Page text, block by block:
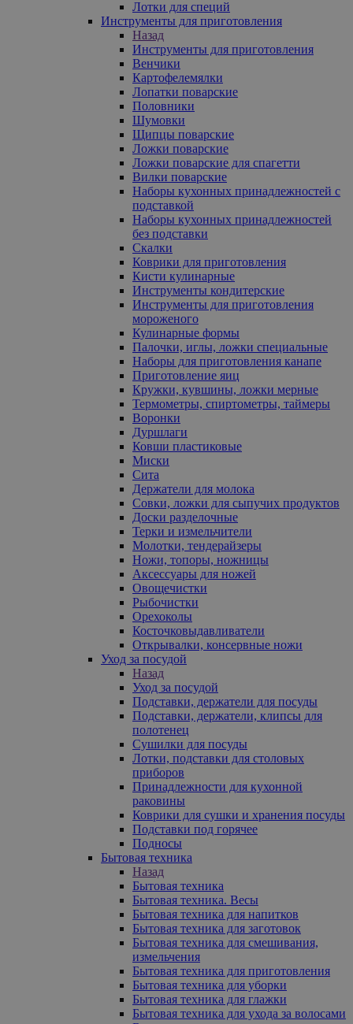
Лотки для специй
Инструменты для приготовления
Назад
Инструменты для приготовления
Венчики
Картофелемялки
Лопатки поварские
Половники
Шумовки
Щипцы поварские
Ложки поварские
Ложки поварские для спагетти
Вилки поварские
Наборы кухонных принадлежностей с
подставкой
Наборы кухонных принадлежностей
без подставки
Скалки
Коврики для приготовления
Кисти кулинарные
Инструменты кондитерские
Инструменты для приготовления
мороженого
Кулинарные формы
Палочки, иглы, ложки специальные
Наборы для приготовления канапе
Приготовление яиц
Кружки, кувшины, ложки мерные
Термометры, спиртометры, таймеры
Воронки
Дуршлаги
Ковши пластиковые
Миски
Сита
Держатели для молока
Совки, ложки для сыпучих продуктов
Доски разделочные
Терки и измельчители
Молотки, тендерайзеры
Ножи, топоры, ножницы
Аксессуары для ножей
Овощечистки
Рыбочистки
Орехоколы
Косточковыдавливатели
Открывалки, консервные ножи
Уход за посудой
Назад
Уход за посудой
Подставки, держатели для посуды
Подставки, держатели, клипсы для
полотенец
Сушилки для посуды
Лотки, подставки для столовых
приборов
Принадлежности для кухонной
раковины
Коврики для сушки и хранения посуды
Подставки под горячее
Подносы
Бытовая техника
Назад
Бытовая техника
Бытовая техника. Весы
Бытовая техника для напитков
Бытовая техника для заготовок
Бытовая техника для смешивания,
измельчения
Бытовая техника для приготовления
Бытовая техника для уборки
Бытовая техника для глажки
Бытовая техника для ухода за волосами